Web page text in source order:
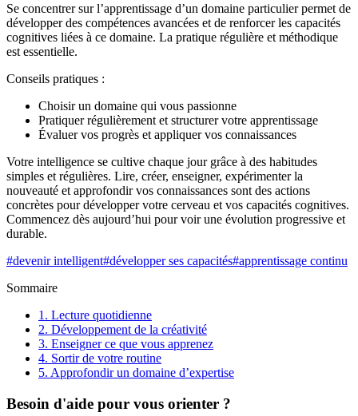
Se concentrer sur l’apprentissage d’un domaine particulier permet de
développer des compétences avancées et de renforcer les capacités
cognitives liées à ce domaine. La pratique régulière et méthodique
est essentielle.
Conseils pratiques :
Choisir un domaine qui vous passionne
Pratiquer régulièrement et structurer votre apprentissage
Évaluer vos progrès et appliquer vos connaissances
Votre intelligence se cultive chaque jour grâce à des habitudes
simples et régulières. Lire, créer, enseigner, expérimenter la
nouveauté et approfondir vos connaissances sont des actions
concrètes pour développer votre cerveau et vos capacités cognitives.
Commencez dès aujourd’hui pour voir une évolution progressive et
durable.
#devenir intelligent#développer ses capacités#apprentissage continu
Sommaire
1. Lecture quotidienne
2. Développement de la créativité
3. Enseigner ce que vous apprenez
4. Sortir de votre routine
5. Approfondir un domaine d’expertise
Besoin d'aide pour vous orienter ?